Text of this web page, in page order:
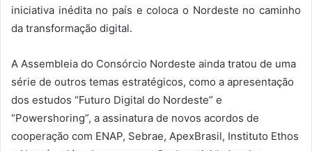
iniciativa inédita no país e coloca o Nordeste no caminho
da transformação digital.
A Assembleia do Consórcio Nordeste ainda tratou de uma
série de outros temas estratégicos, como a apresentação
dos estudos “Futuro Digital do Nordeste” e
“Powershoring”, a assinatura de novos acordos de
cooperação com ENAP, Sebrae, ApexBrasil, Instituto Ethos